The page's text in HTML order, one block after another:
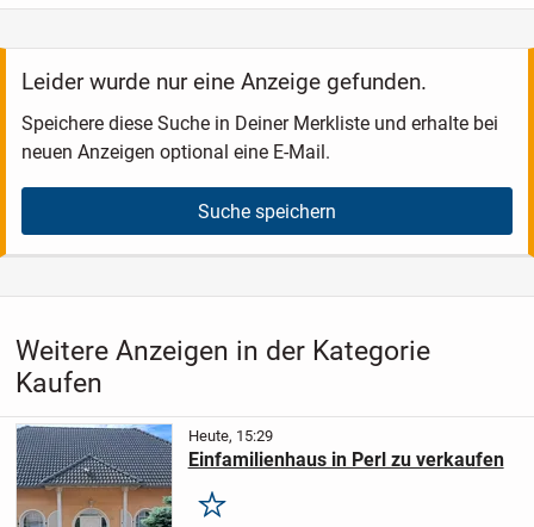
Leider wurde nur eine Anzeige gefunden.
Speichere diese Suche in Deiner Merkliste und erhalte bei
neuen Anzeigen optional eine E-Mail.
Suche speichern
Weitere Anzeigen in der Kategorie
Kaufen
Heute, 15:29
Einfamilienhaus in Perl zu verkaufen
Merken